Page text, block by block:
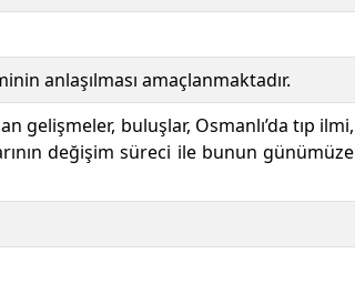
anlaşılması amaçlanmaktadır.
gelişmeler, buluşlar, Osmanlı’da tıp ilmi,
değişim süreci ile bunun günümüze